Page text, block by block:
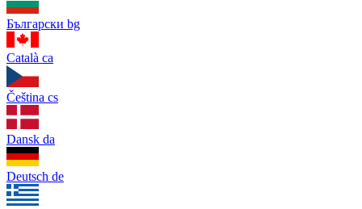
Български bg
Català ca
Čeština cs
Dansk da
Deutsch de